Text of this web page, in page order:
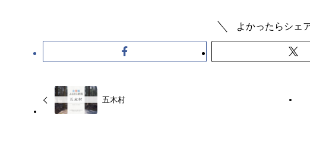
よかったらシェ
五木村